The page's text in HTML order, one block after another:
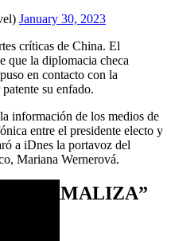
January 30, 2023
críticas de China. El
que la diplomacia checa
en contacto con la
su enfado.
información de los medios de
entre el presidente electo y
a iDnes la portavoz del
Mariana Wernerová.
“NORMALIZA”